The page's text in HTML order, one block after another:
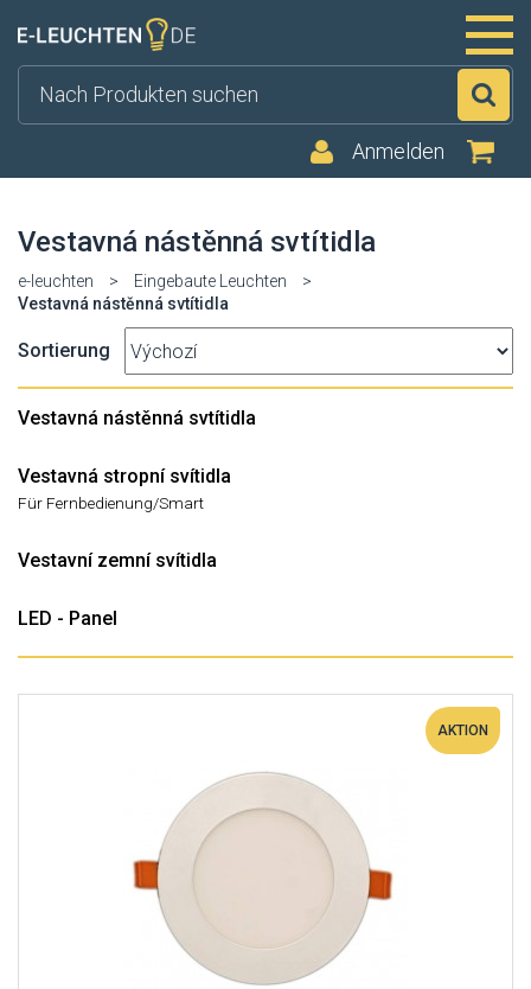
Anmelden
Vestavná nástěnná svtítidla
e-leuchten > Eingebaute Leuchten
>
Vestavná nástěnná svtítidla
Sortierung
Vestavná nástěnná svtítidla
Vestavná stropní svítidla
Für Fernbedienung/Smart
Vestavní zemní svítidla
LED - Panel
AKTION